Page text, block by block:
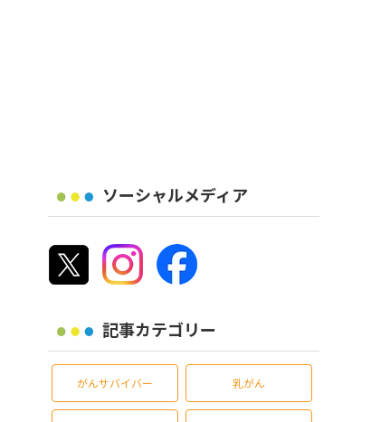
ソーシャルメディア
記事カテゴリー
がんサバイバー 乳がん